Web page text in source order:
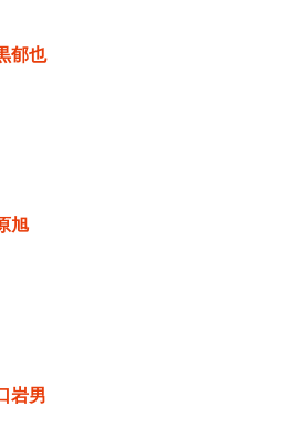
郁也
旭
岩男